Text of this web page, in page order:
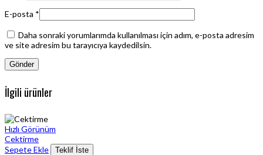
E-posta *
Daha sonraki yorumlarımda kullanılması için adım, e-posta adresim
ve site adresim bu tarayıcıya kaydedilsin.
İlgili ürünler
Hızlı Görünüm
Cektirme
Sepete Ekle
Teklif İste